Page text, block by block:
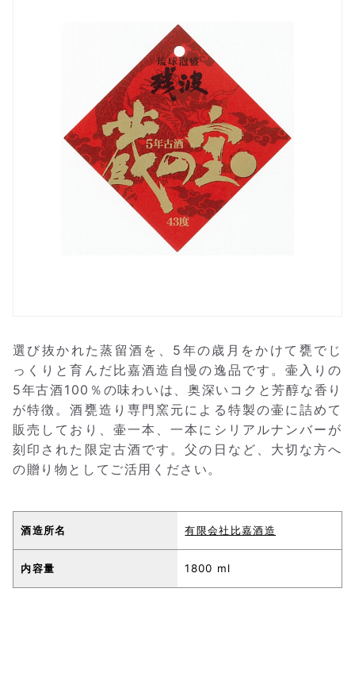
選び抜かれた蒸留酒を、5年の歳月をかけて甕でじ
っくりと育んだ比嘉酒造自慢の逸品です。壷入りの
5年古酒100％の味わいは、奥深いコクと芳醇な香り
が特徴。酒甕造り専門窯元による特製の壷に詰めて
販売しており、壷一本、一本にシリアルナンバーが
刻印された限定古酒です。父の日など、大切な方へ
の贈り物としてご活用ください。
酒造所名 有限会社比嘉酒造
内容量 1800 ml